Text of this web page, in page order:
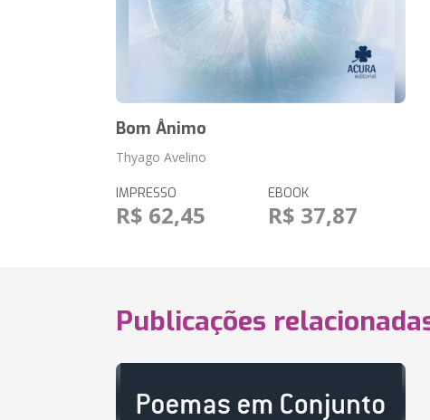
Bom Ânimo
Thyago Avelino
IMPRESSO
R$ 62,45
EBOOK
R$ 37,87
Publicações